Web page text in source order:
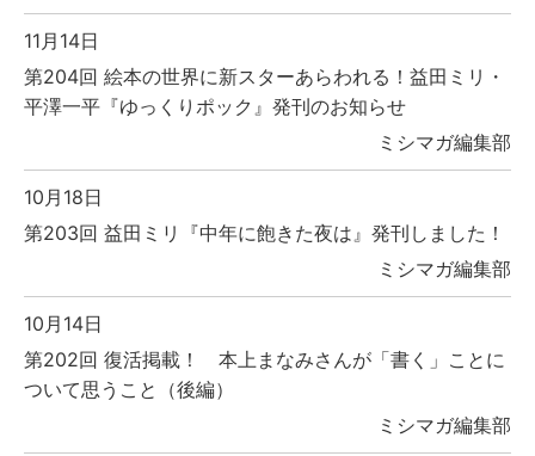
11月14日
第204回 絵本の世界に新スターあらわれる！益田ミリ・
平澤一平『ゆっくりポック』発刊のお知らせ
ミシマガ編集部
10月18日
第203回 益田ミリ『中年に飽きた夜は』発刊しました！
ミシマガ編集部
10月14日
第202回 復活掲載！ 本上まなみさんが「書く」ことに
ついて思うこと（後編）
ミシマガ編集部